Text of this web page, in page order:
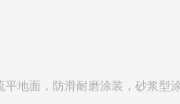
平地面，防滑耐磨涂装，砂浆型